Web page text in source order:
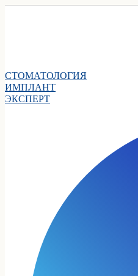
СТОМАТОЛОГИЯ
ИМПЛАНТ
ЭКСПЕРТ